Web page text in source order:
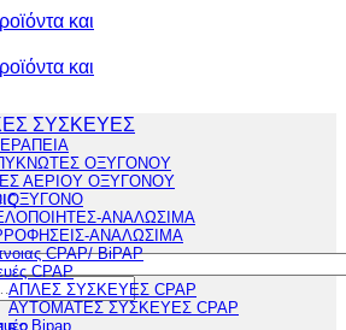
ΣΥΣΚΕΥΕΣ
ΟΞΥΓΟΝΟΥ
ΑΕΡΙΟΥ ΟΞΥΓΟΝΟΥ
ΟΞΥΓΟΝΟ
ΑΝΑΛΩΣΙΜΑ
ΑΝΑΛΩΣΙΜΑ
CPAP/ BiPAP
CPAP
ΑΠΛΕΣ ΣΥΣΚΕΥΕΣ CPAP
ΑΥΤΟΜΑΤΕΣ ΣΥΣΚΕΥΕΣ CPAP
Bipap